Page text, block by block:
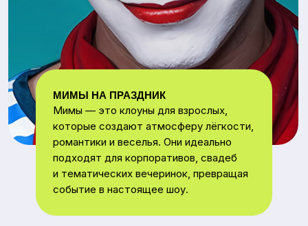
ПОЧЕМУ СТОИТ ПРИГЛАСИТЬ
МИМОВ
Вау-эффект — интрига
и удивление гостей
и акцент в стиле мероприятия
Интерактив — вовлечение
которые создают атмосферу лёгкости,
романтики и веселья. Они идеально
подходят для корпоративов, свадеб
и тематических вечеринок, превращая
событие в настоящее шоу.